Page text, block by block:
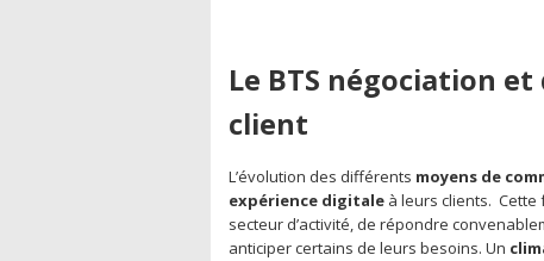
Le BTS négociation
client
L’évolution des différents moyens de
expérience digitale à leurs clients.
secteur d’activité, de répondre
anticiper certains de leurs besoins. Un